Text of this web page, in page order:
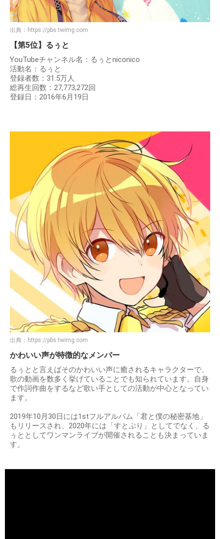
出典： https://pbs.twimg.com
【第5位】るぅと
YouTubeチャンネル名：るぅとniconico
活動名：るぅと
登録者数：31.5万人
総再生回数：27,773,272回
登録日：2016年6月19日
出典： https://pbs.twimg.com
かわいい声が特徴的なメンバー
るぅとと言えばそのかわいい声に癒されるキャラクターで、
歌の動画を数多く挙げていることでも知られています。自身
で作詞作曲をするなど歌い手としての活動が中心となってい
ます。
2019年10月30日には1stフルアルバム「君と僕の秘密基地」
もリリースされ、2020年には「すとぷり」としてでなく、る
ぅととしてワンマンライブが開催されることも決まっていま
す。